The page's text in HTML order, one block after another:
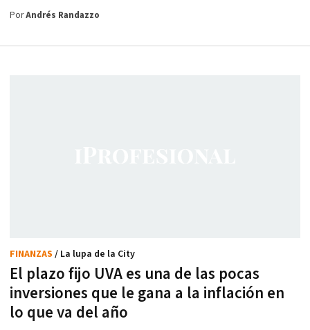
PorAndrés Randazzo
El plazo fijo UVA es una de las pocas
inversiones que le gana a la inflación en
lo que va del año
FINANZAS / La lupa de la City